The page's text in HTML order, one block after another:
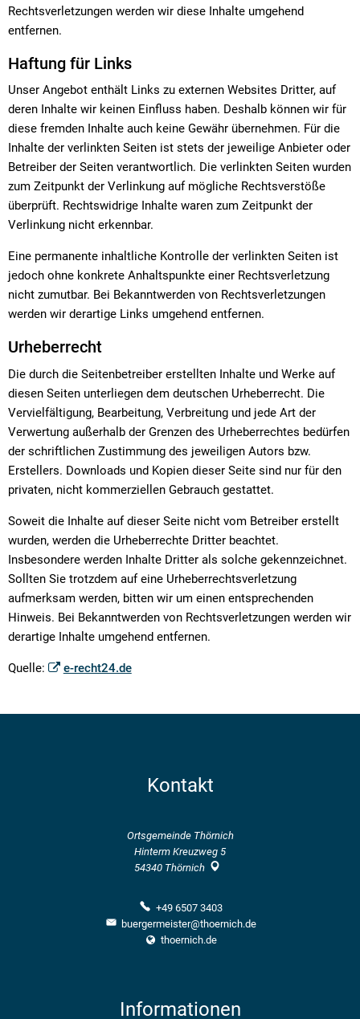
Rechtsverletzungen werden wir diese Inhalte umgehend
entfernen.
Haftung für Links
Unser Angebot enthält Links zu externen Websites Dritter, auf
deren Inhalte wir keinen Einfluss haben. Deshalb können wir für
diese fremden Inhalte auch keine Gewähr übernehmen. Für die
Inhalte der verlinkten Seiten ist stets der jeweilige Anbieter oder
Betreiber der Seiten verantwortlich. Die verlinkten Seiten wurden
zum Zeitpunkt der Verlinkung auf mögliche Rechtsverstöße
überprüft. Rechtswidrige Inhalte waren zum Zeitpunkt der
Verlinkung nicht erkennbar.
Eine permanente inhaltliche Kontrolle der verlinkten Seiten ist
jedoch ohne konkrete Anhaltspunkte einer Rechtsverletzung
nicht zumutbar. Bei Bekanntwerden von Rechtsverletzungen
werden wir derartige Links umgehend entfernen.
Urheberrecht
Die durch die Seitenbetreiber erstellten Inhalte und Werke auf
diesen Seiten unterliegen dem deutschen Urheberrecht. Die
Vervielfältigung, Bearbeitung, Verbreitung und jede Art der
Verwertung außerhalb der Grenzen des Urheberrechtes bedürfen
der schriftlichen Zustimmung des jeweiligen Autors bzw.
Erstellers. Downloads und Kopien dieser Seite sind nur für den
privaten, nicht kommerziellen Gebrauch gestattet.
Soweit die Inhalte auf dieser Seite nicht vom Betreiber erstellt
wurden, werden die Urheberrechte Dritter beachtet.
Insbesondere werden Inhalte Dritter als solche gekennzeichnet.
Sollten Sie trotzdem auf eine Urheberrechtsverletzung
aufmerksam werden, bitten wir um einen entsprechenden
Hinweis. Bei Bekanntwerden von Rechtsverletzungen werden wir
derartige Inhalte umgehend entfernen.
Quelle: e-recht24.de
Kontakt
Ortsgemeinde Thörnich
Hinterm Kreuzweg 5
54340 Thörnich
+49 6507 3403
buergermeister@thoernich.de
thoernich.de
Informationen